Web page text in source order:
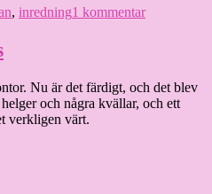
, inredning1 kommentartill
Nu är det färdigt, och det blev
och några kvällar, och ett
verkligen värt.